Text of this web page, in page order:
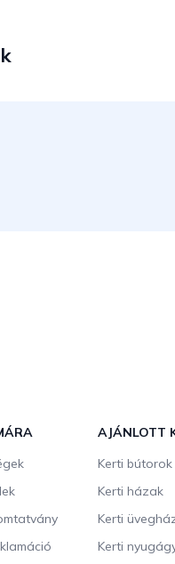
5 csillag.
AJÁNLOTT
Kerti bútorok
Kerti házak
Kerti
Kerti